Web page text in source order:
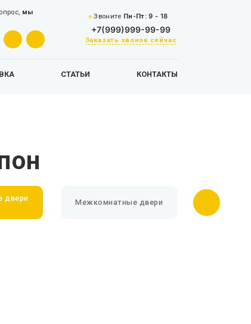
мы
Звоните Пн-Пт:9 - 18
+7(999)999-99-99
Заказать звонок сейчас
СТАТЬИ КОНТАКТЫ
двери
Межкомнатные двери